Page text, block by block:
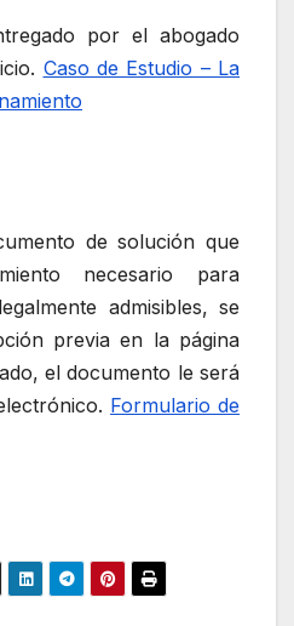
por el abogado
Caso de Estudio – La
de solución que
necesario para
admisibles, se
previa en la página
el documento le será
Formulario de